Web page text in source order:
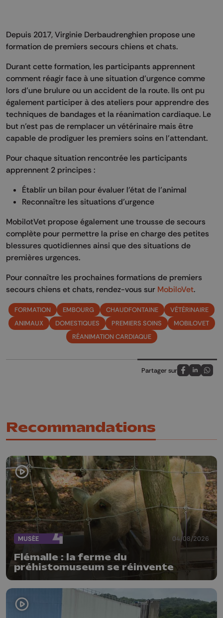
Depuis 2017, Virginie Derbaudrenghien propose une
formation de premiers secours chiens et chats.
Durant cette formation, les participants apprennent
comment réagir face à une situation d’urgence comme
lors d’une brulure ou un accident de la route. Ils ont pu
également participer à des ateliers pour apprendre des
techniques de bandages et la réanimation cardiaque. Le
but n’est pas de remplacer un vétérinaire mais être
capable de prodiguer les premiers soins en l’attendant.
Pour chaque situation rencontrée les participants
apprennent 2 principes :
Établir un bilan pour évaluer l’état de l’animal
Reconnaître les situations d’urgence
MobilotVet propose également une trousse de secours
complète pour permettre la prise en charge des petites
blessures quotidiennes ainsi que des situations de
premières urgences.
Pour connaître les prochaines formations de premiers
secours chiens et chats, rendez-vous sur MobiloVet.
FORMATION EMBOURG CHAUDFONTAINE
VÉTÉRINAIRE
ANIMAUX
DOMESTIQUES PREMIERS SOINS
MOBILOVET
RÉANIMATION CARDIAQUE
Partager sur
Partagez sur
Partagez
Recommandations
MUSÉE 04/08/2026
Flémalle : la ferme du
préhistomuseum se réinvente